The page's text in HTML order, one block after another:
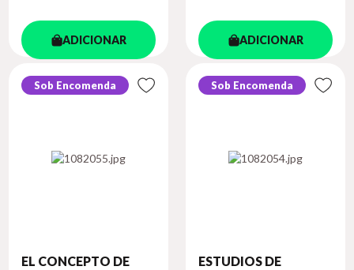
ADICIONAR ADICIONAR
Sob Encomenda
EL CONCEPTO DE
Sob Encomenda
ESTUDIOS DE